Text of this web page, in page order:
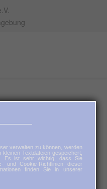
verwalten zu können, werden
Textdateien gespeichert,
Es ist sehr wichtig, dass Sie
und Cookie-Richtlinien dieser
finden Sie in unserer